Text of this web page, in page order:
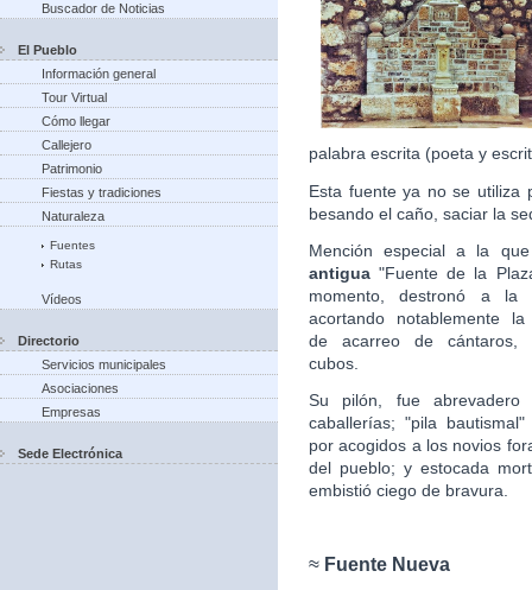
Buscador de Noticias
El Pueblo
Información general
Tour Virtual
Cómo llegar
Callejero
Patrimonio
Fiestas y tradiciones
Naturaleza
Fuentes
Rutas
Vídeos
Directorio
Servicios municipales
Asociaciones
Empresas
Sede Electrónica
palabra escrita (poeta y
Esta fuente ya no se utiliza
besando el caño, saciar la
Mención especial a la
antigua "Fuente de la
momento, destronó a la
acortando notablemente la
de acarreo de cántaros,
cubos.
Su pilón, fue abrevadero
caballerías; "pila
por acogidos a los novios
del pueblo; y estocada
embistió ciego de bravura.
≈ Fuente Nueva